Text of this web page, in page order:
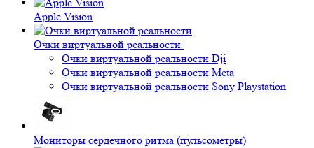
Apple Vision
Очки виртуальной реальности
Очки виртуальной реальности Dji
Очки виртуальной реальности Meta
Очки виртуальной реальности Sony Playstation
Мониторы сердечного ритма (пульсометры)